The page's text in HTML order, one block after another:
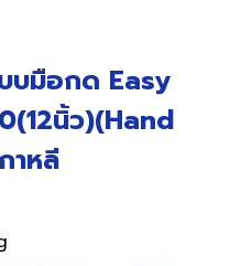
บมือกด Easy
นิ้ว)(Hand
าหลี